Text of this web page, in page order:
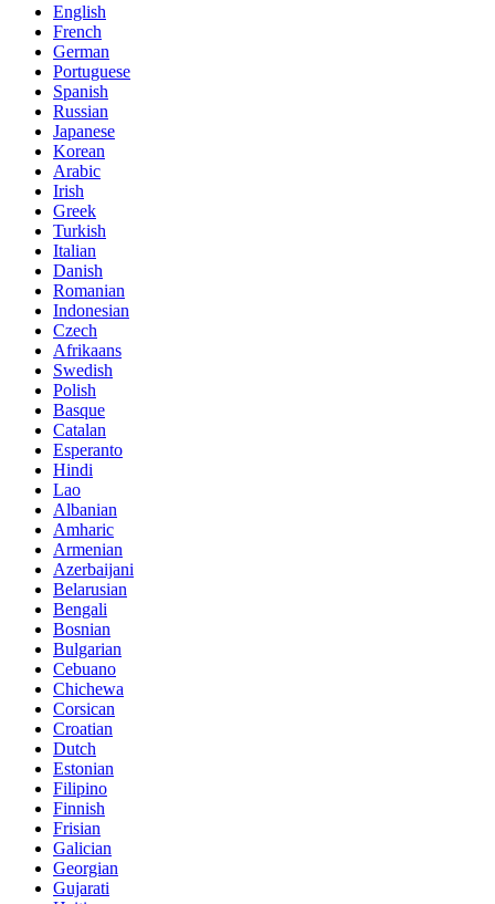
English
French
German
Portuguese
Spanish
Russian
Japanese
Korean
Arabic
Irish
Greek
Turkish
Italian
Danish
Romanian
Indonesian
Czech
Afrikaans
Swedish
Polish
Basque
Catalan
Esperanto
Hindi
Lao
Albanian
Amharic
Armenian
Azerbaijani
Belarusian
Bengali
Bosnian
Bulgarian
Cebuano
Chichewa
Corsican
Croatian
Dutch
Estonian
Filipino
Finnish
Frisian
Galician
Georgian
Gujarati